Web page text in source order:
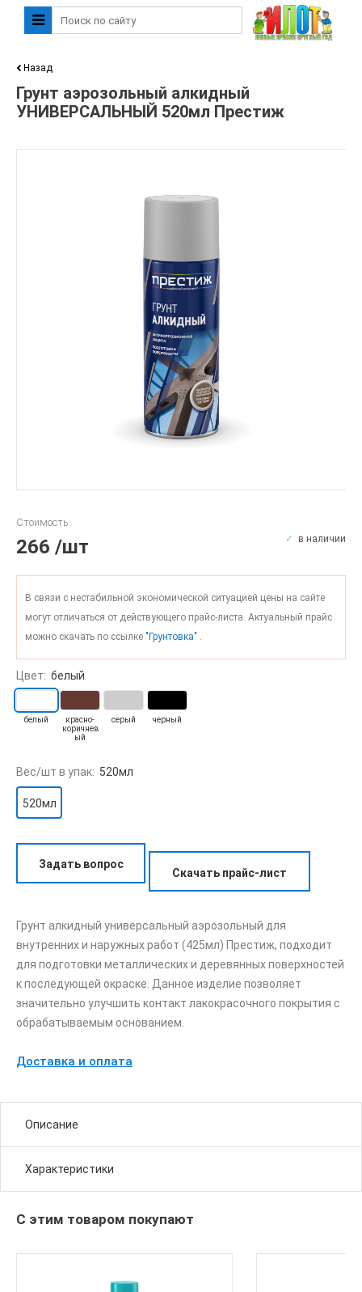
Назад
Грунт аэрозольный алкидный
УНИВЕРСАЛЬНЫЙ 520мл Престиж
Стоимость
266 /шт в наличии
В связи с нестабильной экономической ситуацией цены на сайте
могут отличаться от действующего прайс-листа. Актуальный прайс
можно скачать по ссылке "Грунтовка" .
Цвет: белый
белый
красно-
коричнев
ый
серый черный
Вес/шт в упак: 520мл
520мл
Задать вопрос
Скачать прайс-лист
Грунт алкидный универсальный аэрозольный для
внутренних и наружных работ (425мл) Престиж, подходит
для подготовки металлических и деревянных поверхностей
к последующей окраске. Данное изделие позволяет
значительно улучшить контакт лакокрасочного покрытия с
обрабатываемым основанием.
Доставка и оплата
Описание
Характеристики
С этим товаром покупают